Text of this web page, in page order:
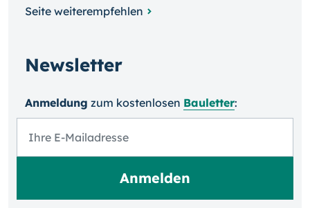
Seite weiterempfehlen
Newsletter
Anmeldung zum kosten­losen Bauletter: